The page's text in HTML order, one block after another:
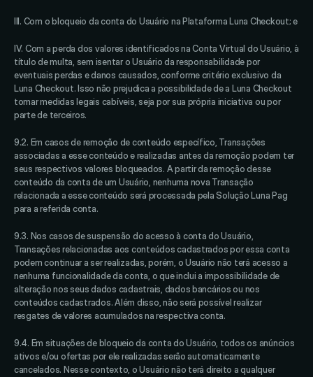
IV. Com a perda dos valores identificados na Conta Virtual do Usuário, à
título de multa, sem isentar o Usuário da responsabilidade por
eventuais perdas e danos causados, conforme critério exclusivo da
Luna Checkout. Isso não prejudica a possibilidade de a Luna Checkout
tomar medidas legais cabíveis, seja por sua própria iniciativa ou por
parte de terceiros.
9.2. Em casos de remoção de conteúdo específico, Transações
associadas a esse conteúdo e realizadas antes da remoção podem ter
seus respectivos valores bloqueados. A partir da remoção desse
conteúdo da conta de um Usuário, nenhuma nova Transação
relacionada a esse conteúdo será processada pela Solução Luna Pag
para a referida conta.
9.3. Nos casos de suspensão do acesso à conta do Usuário,
Transações relacionadas aos conteúdos cadastrados por essa conta
podem continuar a ser realizadas, porém, o Usuário não terá acesso a
nenhuma funcionalidade da conta, o que inclui a impossibilidade de
alteração nos seus dados cadastrais, dados bancários ou nos
conteúdos cadastrados. Além disso, não será possível realizar
resgates de valores acumulados na respectiva conta.
9.4. Em situações de bloqueio da conta do Usuário, todos os anúncios
ativos e/ou ofertas por ele realizadas serão automaticamente
cancelados. Nesse contexto, o Usuário não terá direito a qualquer